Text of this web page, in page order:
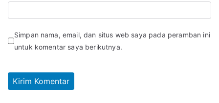
Simpan nama, email, dan situs web saya pada peramban ini
untuk komentar saya berikutnya.